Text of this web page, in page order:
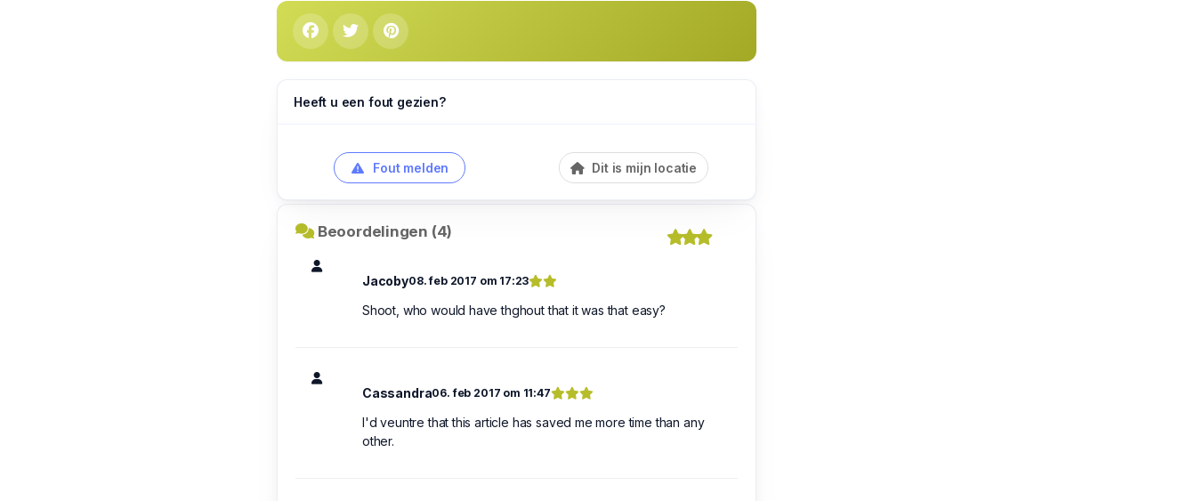
Heeft u een fout gezien?
Fout melden Dit is mijn locatie
Beoordelingen (4)
Jacoby08. feb 2017 om 17:23
Shoot, who would have thghout that it was that easy?
Cassandra06. feb 2017 om 11:47
I'd veuntre that this article has saved me more time than any
other.